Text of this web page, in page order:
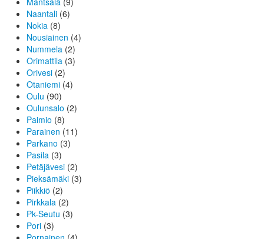
Naantali (6)
Nokia (8)
Nousiainen (4)
Nummela (2)
Orimattila (3)
Orivesi (2)
Otaniemi (4)
Oulu (90)
Oulunsalo (2)
Paimio (8)
Parainen (11)
Parkano (3)
Pasila (3)
Petäjävesi (2)
Pieksämäki (3)
Piikkiö (2)
Pirkkala (2)
Pk-Seutu (3)
Pori (3)